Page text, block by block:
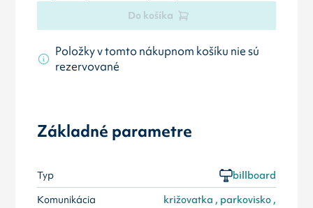
Do košíka
Položky v tomto nákupnom košíku nie sú
rezervované
Základné parametre
Typ
billboard
Komunikácia
križovatka , parkovisko ,